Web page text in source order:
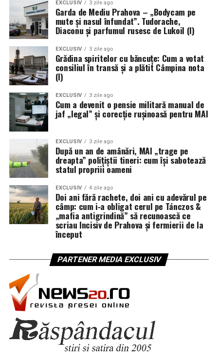
EXCLUSIV 3 zile ago
Garda de Mediu Prahova – „Bodycam pe
mute și nasul înfundat”. Tudorache,
Diaconu și parfumul rusesc de Lukoil (I)
EXCLUSIV 3 zile ago
Grădina spiritelor cu băncuțe: Cum a votat
consiliul în transă și a plătit Câmpina nota
(I)
EXCLUSIV 3 zile ago
Cum a devenit o pensie militară manual de
jaf „legal” și corecție rușinoasă pentru MAI
EXCLUSIV 3 zile ago
După un an de amânări, MAI „trage pe
dreapta” polițiștii tineri: cum își sabotează
statul propriii oameni
EXCLUSIV 4 zile ago
Doi ani fără rachete, doi ani cu adevărul pe
câmp: cum i‑a obligat cerul pe Tánczos &
„mafia antigrindină” să recunoască ce
scriau Incisiv de Prahova și fermierii de la
început
PARTENER MEDIA EXCLUSIV